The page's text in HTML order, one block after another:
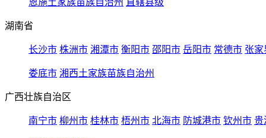
恩施土家族苗族自治州 直辖县级
湖南省
长沙市 株洲市 湘潭市 衡阳市 邵阳市 岳阳市 常德市 张家
娄底市 湘西土家族苗族自治州
广西壮族自治区
南宁市 柳州市 桂林市 梧州市 北海市 防城港市 钦州市 贵